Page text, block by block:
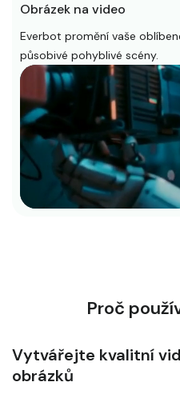
Obrázek na video
Everbot promění vaše
působivé pohyblivé scény.
Proč
Vytvářejte kvalitní
obrázků